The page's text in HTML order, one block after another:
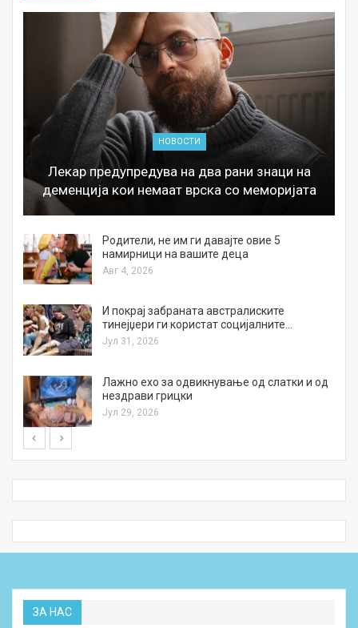
НОВОСТИ
Лекар предупредува на два рани знаци на
деменција кои немаат врска со меморијата
Родители, не им ги давајте овие 5
намирници на вашите деца
Авг 4, 2026
И покрај забраната австралиските
тинејџери ги користат социјалните…
Јул 31, 2026
Лажно ехо за одвикнување од слатки и од
нездрави грицки
Јул 29, 2026
ЗА НАС